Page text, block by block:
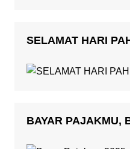
SELAMAT HARI
BAYAR PAJAKMU,